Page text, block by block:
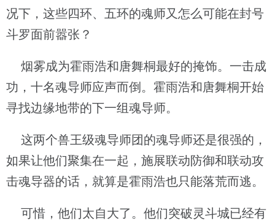
况下，这些四环、五环的魂师又怎么可能在封号
斗罗面前嚣张？
烟雾成为霍雨浩和唐舞桐最好的掩饰。一击成
功，十名魂导师应声而倒。霍雨浩和唐舞桐开始
寻找边缘地带的下一组魂导师。
这两个兽王级魂导师团的魂导师还是很强的，
如果让他们聚集在一起，施展联动防御和联动攻
击魂导器的话，就算是霍雨浩也只能落荒而逃。
可惜，他们太自大了。他们突破灵斗城已经有